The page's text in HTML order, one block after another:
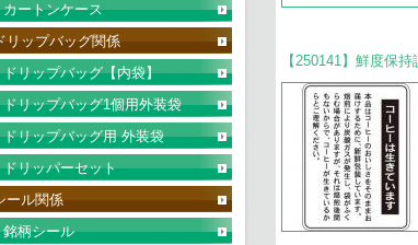
【250141】鮮度保
カートンケース
リップバッグ関係
ドリップバッグ【内袋】
ドリップバッグ1個用外装袋
ドリップバッグ用 外装袋
ドリッパーセット
ール関係
銘柄シール